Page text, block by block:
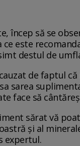
încep să se
este
destul de
de faptul
sarea
face să
sărat vă
și al
expertul.